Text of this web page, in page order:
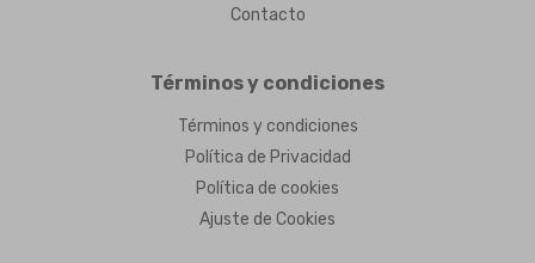
Contacto
Términos y condiciones
Términos y condiciones
Política de Privacidad
Política de cookies
Ajuste de Cookies